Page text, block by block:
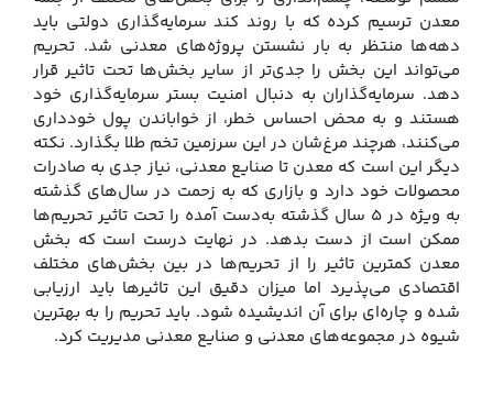
معدن ترسیم کرده که با روند کند سرمایه‌گذاری دولتی باید
دهه‌ها منتظر به بار نشستن پروژه‌های معدنی شد. تحریم
می‌تواند این بخش را جدی‌تر از سایر بخش‌ها تحت تاثیر قرار
دهد. سرمایه‌گذاران به دنبال امنیت بستر سرمایه‌گذاری خود
هستند و به محض احساس خطر، از خواباندن پول خودداری
می‌کنند، هرچند مرغ‌شان در این سرزمین تخم طلا بگذارد. نکته
دیگر این است که معدن تا صنایع معدنی، نیاز جدی به صادرات
محصولات خود دارد و بازاری که به زحمت در سال‌های گذشته
به ویژه در ۵ سال گذشته به‌دست آمده را تحت تاثیر تحریم‌ها
ممکن است از دست بدهد. در نهایت درست است که بخش‌
معدن کمترین تاثیر را از تحریم‌ها در بین بخش‌های مختلف
اقتصادی می‌پذیرد اما میزان دقیق این تاثیرها باید ارزیابی
شده و چاره‌ای برای آن اندیشیده شود. باید تحریم را به بهترین
شیوه در مجموعه‌های معدنی و صنایع معدنی مدیریت کرد.